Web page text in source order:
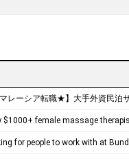
レーシア転職★】大手外資民泊
$1000+ female massage
for people to work with at